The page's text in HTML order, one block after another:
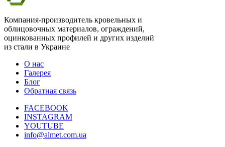
Компания-производитель кровельных и
облицовочных материалов, ограждений,
оцинкованных профилей и других изделий
из стали в Украине
О нас
Галерея
Блог
Обратная связь
FACEBOOK
INSTAGRAM
YOUTUBE
info@almet.com.ua